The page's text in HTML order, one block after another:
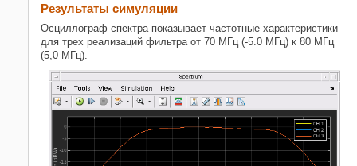
Результаты симуляции
Осциллограф спектра показывает частотные характеристики
для трех реализаций фильтра от 70 МГц (-5.0 МГц) к 80 МГц
(5,0 МГц).